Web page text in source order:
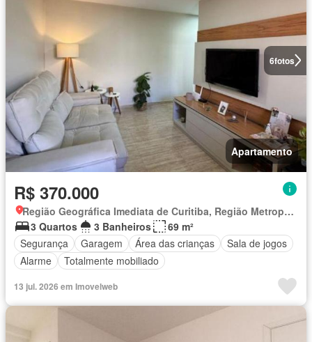
6fotos
Apartamento
R$ 370.000
Região Geográfica Imediata de Curitiba, Região Metropolitana de Curitiba
3 Quartos
3 Banheiros
69 m²
Segurança
Garagem Área das crianças
Sala de jogos
Alarme
Totalmente mobiliado
13 jul. 2026 em Imovelweb